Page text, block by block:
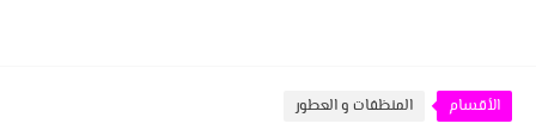
الأقسام المنظفات و العطور